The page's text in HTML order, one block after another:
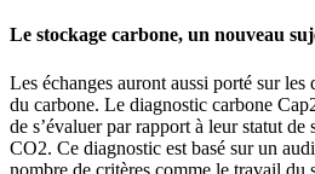
Le stockage carbone, un nouveau
Les échanges auront aussi porté sur les
du carbone. Le diagnostic carbone
de s’évaluer par rapport à leur statut de
CO2. Ce diagnostic est basé sur un
nombre de critères comme le travail du